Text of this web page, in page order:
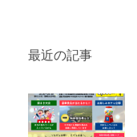
最近の記事